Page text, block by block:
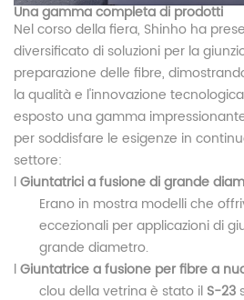
Una gamma completa di prodotti
Nel corso della fiera, Shinho ha
diversificato di soluzioni per la
preparazione delle fibre,
la qualità e l'innovazione
esposto una gamma
per soddisfare le esigenze in
settore:
lGiuntatrici a fusione di grande
Erano in mostra modelli che
eccezionali per applicazioni di
grande diametro.
lGiuntatrice a fusione per fibre a
clou della vetrina è stato il S-23